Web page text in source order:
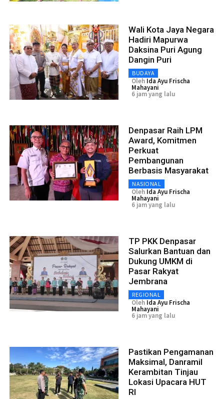
Wali Kota Jaya Negara
Hadiri Mapurwa
Daksina Puri Agung
Dangin Puri
BUDAYA
Oleh Ida Ayu Frischa
Mahayani
6 jam yang lalu
Denpasar Raih LPM
Award, Komitmen
Perkuat
Pembangunan
Berbasis Masyarakat
NASIONAL
Oleh Ida Ayu Frischa
Mahayani
6 jam yang lalu
TP PKK Denpasar
Salurkan Bantuan dan
Dukung UMKM di
Pasar Rakyat
Jembrana
REGIONAL
Oleh Ida Ayu Frischa
Mahayani
6 jam yang lalu
Pastikan Pengamanan
Maksimal, Danramil
Kerambitan Tinjau
Lokasi Upacara HUT
RI